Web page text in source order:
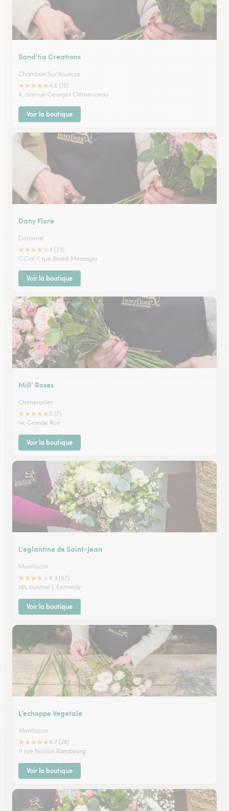
Sand’tia Creations
Chambon Sur Voueize
★★★★★4.6 (10)
4, avenue Georges Clémenceau
Voir la boutique
Dany Flore
Domerat
★★★★
4 (23)
C.Cial 7, rue André Messager
Voir la boutique
Mill’ Roses
Chenerailles
★★★★★ 5 (7)
14, Grande Rue
Voir la boutique
L’eglantine de Saint-Jean
Montlucon
★★★★
4.3 (67)
161, avenue J. Kennedy
Voir la boutique
L’echoppe Vegetale
Montlucon
★★★★★4.7 (28)
11 rue Nicolas Rambourg
Voir la boutique